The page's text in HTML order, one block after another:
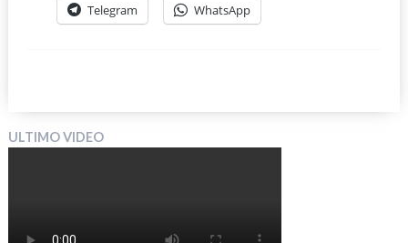
Telegram WhatsApp
ULTIMO VIDEO